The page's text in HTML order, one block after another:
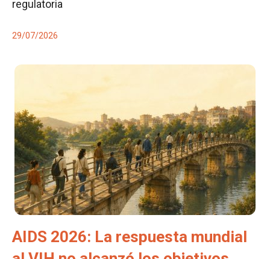
regulatoria
29/07/2026
AIDS 2026: La respuesta mundial